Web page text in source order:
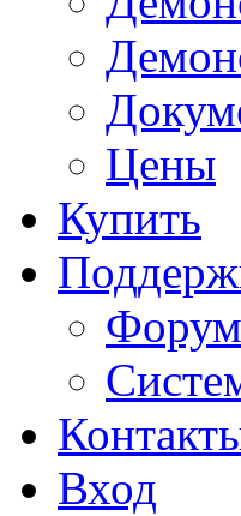
Цены
Купить
Форум
Вход